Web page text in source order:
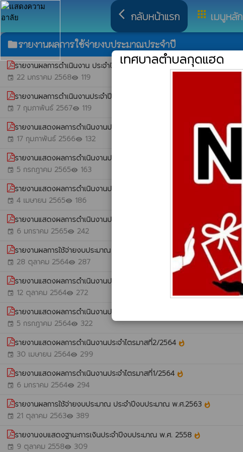
arrow_back_ios กลับหน้าแรก apps เมนูหลัก
folderรายงานผลการใช้จ่ายงบประมาณประจำปี
รายงานผลการดำเนินงาน ประจำปีงบประมาณ พ.ศ.2567whatshot
event 22 มกราคม 2568visibility 119
รายงานผลการดำเนินงานประจำปีงบประมาณ พ.ศ.2566
event 7 กุมภาพันธ์ 2567visibility 119
รายงานแสดงผลการดำเนินงานประจำไตรมาสที่ 1/2566
event 17 กุมภาพันธ์ 2566visibility 132
รายงานแสดงผลการดำเนินงานประจำไตรมาสที่ 3/2565
event 5 กรกฎาคม 2565visibility 163
รายงานแสดงผลการดำเนินงานประจำไตรมาสที่ 2/2565
event 4 เมษายน 2565visibility 186
รายงานแสดงผลการดำเนินงานประจำไตรมาสที่ 1/2565
event 6 มกราคม 2565visibility 242
รายงานผลการใช้จ่ายงบประมาณ ประจำปีงบประมาณ พ.ศ.2564whatshot
event 28 ตุลาคม 2564visibility 287
รายงานแสดงผลการดำเนินงานประจำไตรมาสที่ 4/2564
event 12 ตุลาคม 2564visibility 272
รายงานแสดงผลการดำเนินงานประจำไตรมาสที่ 3/2564
event 5 กรกฎาคม 2564visibility 322
รายงานแสดงผลการดำเนินงานประจำไตรมาสที่2/2564 whatshot
event 30 เมษายน 2564visibility 299
รายงานแสดงผลการดำเนินงานประจำไตรมาสที่1/2564 whatshot
event 6 มกราคม 2564visibility 294
รายงานผลการใช้จ่ายงบประมาณ ประจำปีงบประมาณ พ.ศ.2563 whatshot
event 21 ตุลาคม 2563visibility 389
รายงานงบแสดงฐานะการเงินประจำปีงบประมาณ พ.ศ. 2558 whatshot
event 9 ตุลาคม 2558visibility 309
เทศบาลตำบลกุดแฮด